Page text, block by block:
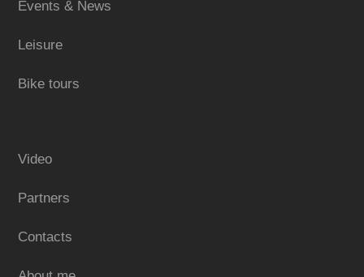
Events & News
Leisure
Bike tours
Video
Partners
Contacts